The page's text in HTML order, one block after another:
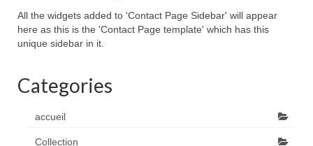
All the widgets added to 'Contact Page Sidebar' will appear
here as this is the 'Contact Page template' which has this
unique sidebar in it.
Categories
accueil
Collection